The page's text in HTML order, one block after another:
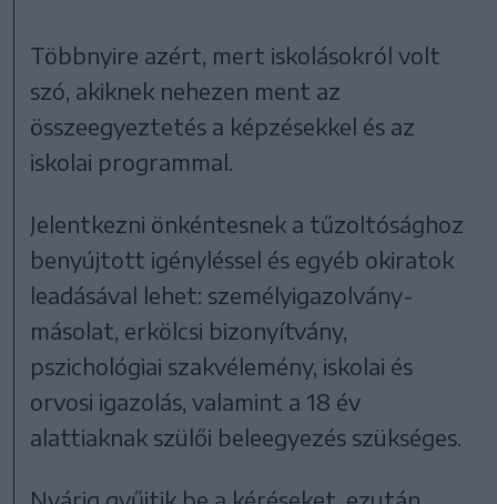
Többnyire azért, mert iskolásokról volt
szó, akiknek nehezen ment az
összeegyeztetés a képzésekkel és az
iskolai programmal.
Jelentkezni önkéntesnek a tűzoltósághoz
benyújtott igényléssel és egyéb okiratok
leadásával lehet: személyigazolvány-
másolat, erkölcsi bizonyítvány,
pszichológiai szakvélemény, iskolai és
orvosi igazolás, valamint a 18 év
alattiaknak szülői beleegyezés szükséges.